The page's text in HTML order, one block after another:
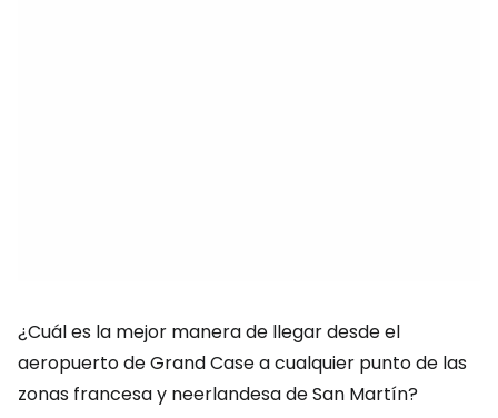
¿Cuál es la mejor manera de llegar desde el
aeropuerto de Grand Case a cualquier punto de las
zonas francesa y neerlandesa de San Martín?